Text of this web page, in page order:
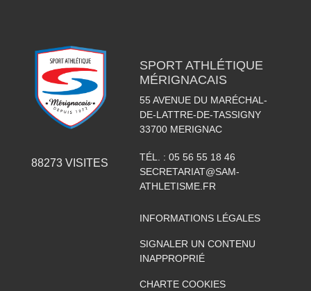
88273VISITES
SPORT ATHLÉTIQUE
MÉRIGNACAIS
55 AVENUE DU MARÉCHAL-
DE-LATTRE-DE-TASSIGNY
33700 MERIGNAC
TÉL. : 05 56 55 18 46
SECRETARIAT@SAM-
ATHLETISME.FR
INFORMATIONS LÉGALES
SIGNALER UN CONTENU
INAPPROPRIÉ
CHARTE COOKIES